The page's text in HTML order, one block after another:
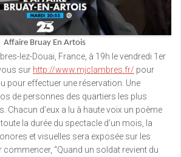
Affaire Bruay En Artois
lez-Douai, France, à 19h le vendredi 1er
sur http://www.mjclambres.fr/ pour
pour effectuer une réservation. Une
de personnes des quartiers les plus
Chacun d’eux a lu à haute voix un poème
la durée du spectacle d’un mois, la
et visuelles sera exposée sur les
“Quand un soldat revient du